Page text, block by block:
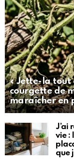
« Jette-la tout
courgette de
maraîcher en
J’ai
vie :
que